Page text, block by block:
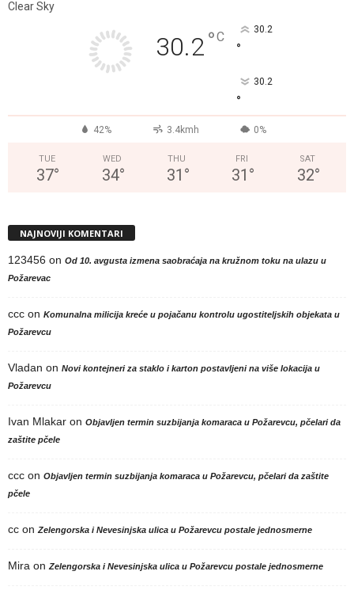
Clear Sky
30.2°C 30.2
°
30.2
°
42% 3.4kmh 0%
TUE
37°
WED
34°
THU
31 °
FRI
31 °
SAT
32°
NAJNOVIJI KOMENTARI
123456 on Od 10. avgusta izmena saobraćaja na kružnom toku na ulazu u
Požarevac
ccc on Komunalna milicija kreće u pojačanu kontrolu ugostiteljskih objekata u
Požarevcu
Vladan on Novi kontejneri za staklo i karton postavljeni na više lokacija u
Požarevcu
Ivan Mlakar on Objavljen termin suzbijanja komaraca u Požarevcu, pčelari da
zaštite pčele
ccc on Objavljen termin suzbijanja komaraca u Požarevcu, pčelari da zaštite
pčele
cc on Zelengorska i Nevesinjska ulica u Požarevcu postale jednosmerne
Mira on Zelengorska i Nevesinjska ulica u Požarevcu postale jednosmerne